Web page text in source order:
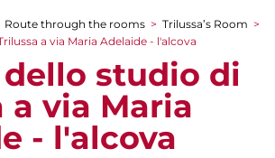
Route through the rooms > Trilussa’s Room >
a via Maria Adelaide - l'alcova
studio di
a via Maria
- l'alcova